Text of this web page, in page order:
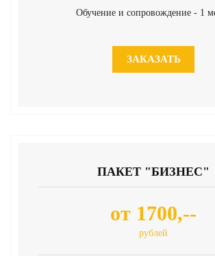
Обучение и сопровождение - 1
ЗАКАЗАТЬ
ПАКЕТ "БИЗНЕС"
от 1700,--
рублей